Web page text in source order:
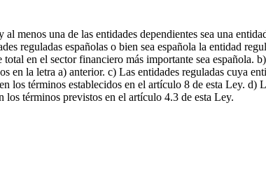
menos una de las entidades dependientes sea una
reguladas españolas o bien sea española la entidad
en el sector financiero más importante sea española.
la letra a) anterior. c) Las entidades reguladas cuya
términos establecidos en el artículo 8 de esta Ley. d)
términos previstos en el artículo 4.3 de esta Ley.